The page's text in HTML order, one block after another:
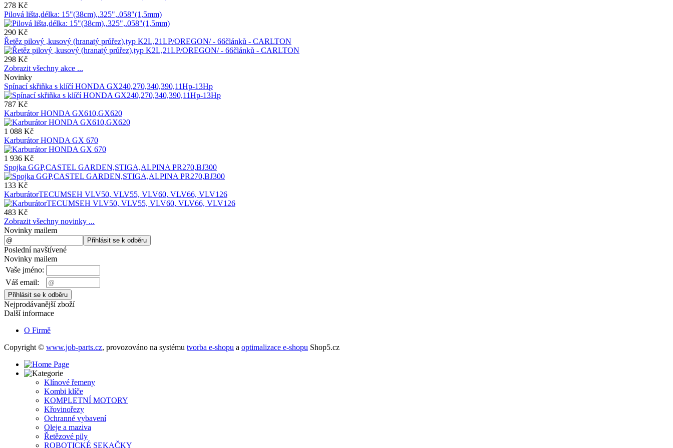
278 Kč
Pilová lišta,délka: 15"(38cm),.325",.058"(1,5mm)
290 Kč
Řetěz pilový ,kusový (hranatý průřez),typ K2L,21LP/OREGON/ - 66článků - CARLTON
298 Kč
Zobrazit všechny akce ...
Novinky
Spínací skřiňka s klíčí HONDA GX240,270,340,390,11Hp-13Hp
787 Kč
Karburátor HONDA GX610,GX620
1 088 Kč
Karburátor HONDA GX 670
1 936 Kč
Spojka GGP,CASTEL GARDEN,STIGA,ALPINA PR270,BJ300
133 Kč
KarburátorTECUMSEH VLV50, VLV55, VLV60, VLV66, VLV126
483 Kč
Zobrazit všechny novinky ...
Novinky mailem
Poslední navštívené
Novinky mailem
Vaše jméno:
Váš email:
Nejprodávanější zboží
Další informace
O Firmě
Copyright © www.job-parts.cz, provozováno na systému tvorba e-shopu a optimalizace e-shopu Shop5.cz
Klínové řemeny
Kombi klíče
KOMPLETNÍ MOTORY
Křovinořezy
Ochranné vybavení
Oleje a maziva
Řetězové pily
ROBOTICKÉ SEKAČKY